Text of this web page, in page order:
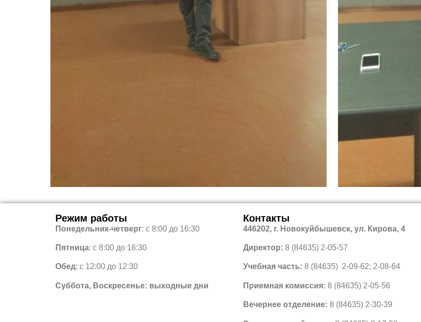
Режим работы
Понедельник-четверг: с 8:00 до 16:30
Пятница: с 8:00 до 16:30
Обед: с 12:00 до 12:30
Суббота, Воскресенье: выходные дни
Контакты
446202, г. Новокуйбышевск, ул. Кирова, 4
Директор: 8 (84635) 2-05-57
Учебная часть: 8 (84635) 2-09-62; 2-08-64
Приемная комиссия: 8 (84635) 2-05-56
Вечернее отделение: 8 (84635) 2-30-39